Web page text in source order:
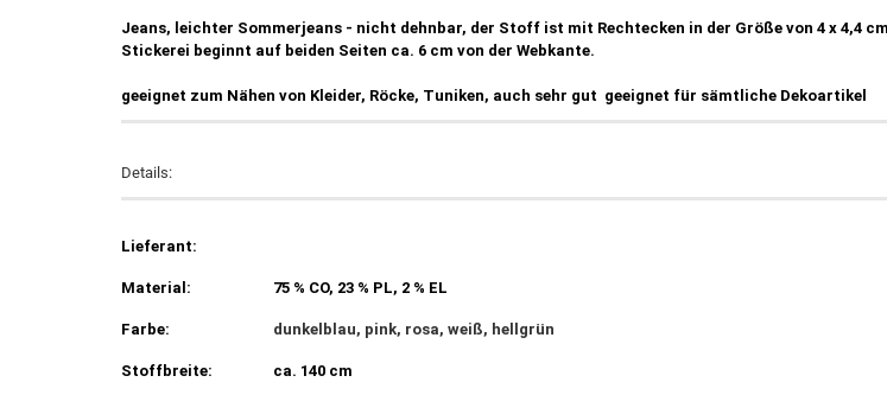
Jeans, leichter Sommerjeans - nicht dehnbar, der Stoff ist mit Rechtecken in der Größe von 4 x 4,4
Stickerei beginnt auf beiden Seiten ca. 6 cm von der Webkante.
geeignet zum Nähen von Kleider, Röcke, Tuniken, auch sehr gut geeignet für sämtliche Dekoartikel
Details:
Lieferant:
Material: 75 % CO, 23 % PL, 2 % EL
Farbe: dunkelblau, pink, rosa, weiß, hellgrün
Stoffbreite: ca. 140 cm